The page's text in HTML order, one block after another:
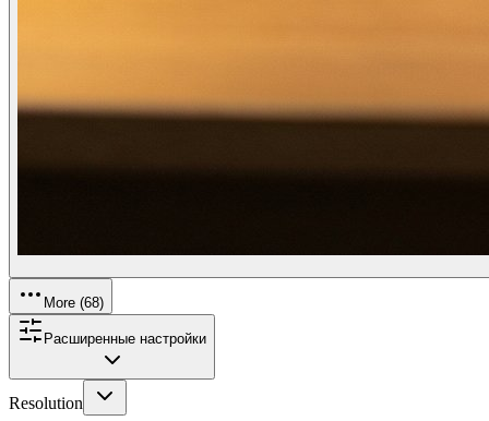
More (68)
Расширенные настройки
Resolution